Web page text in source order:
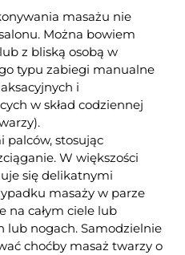
masażu nie
Można bowiem
z bliską osobą w
typu zabiegi manualne
i
w skład codziennej
palców, stosując
W większości
się delikatnymi
masaży w parze
na całym ciele lub
lub nogach. Samodzielnie
choćby masaż twarzy o